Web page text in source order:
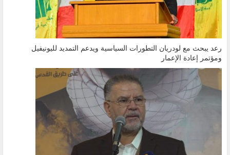
رعد يبحث مع لودريان التطورات السياسية ويدعم التمديد لليونيفيل
ومؤتمر إعادة الإعمار